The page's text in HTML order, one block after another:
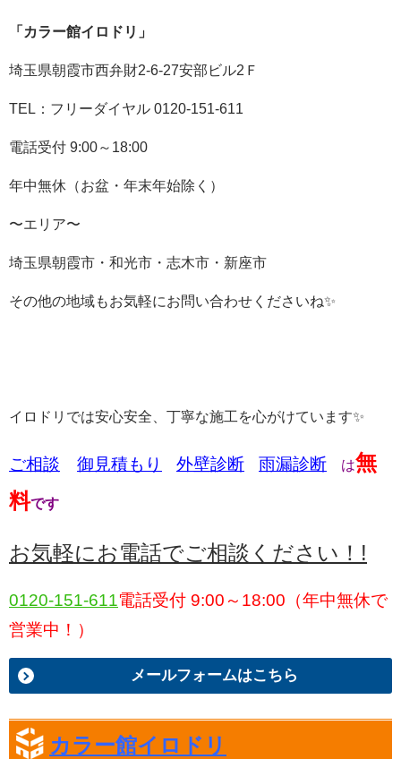
「カラー館イロドリ」
埼玉県朝霞市西弁財2-6-27安部ビル2 Ｆ
TEL：フリーダイヤル 0120-151-611
電話受付 9:00～ 18:00
年中無休（お盆・年末年始除く）
〜エリア〜
埼玉県朝霞市・和光市・志木市・新座市
その他の地域もお気軽にお問い合わせくださいね✨
イロドリでは安心安全、丁寧な施工を心がけています✨
ご相談 御 見積もり 外壁診断 雨漏診断 は無
料です
お気軽にお電話でご相談ください！!
0120-151-611電話受付 9:00～18:00（年中無休で
営業中！）
メールフォームはこちら
カラー館イロドリ